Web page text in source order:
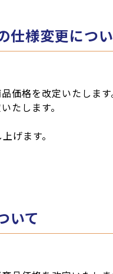
仕様変更につ
価格を改定いたします
たします。
げます。
いて